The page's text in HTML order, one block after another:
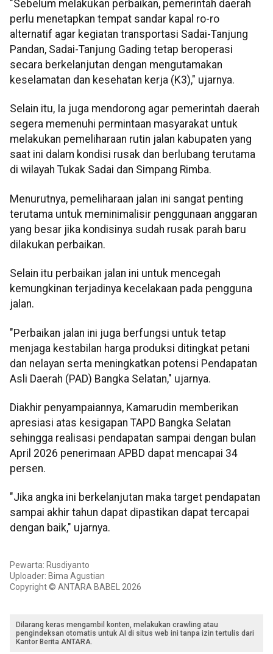
"Sebelum melakukan perbaikan, pemerintah daerah
perlu menetapkan tempat sandar kapal ro-ro
alternatif agar kegiatan transportasi Sadai-Tanjung
Pandan, Sadai-Tanjung Gading tetap beroperasi
secara berkelanjutan dengan mengutamakan
keselamatan dan kesehatan kerja (K3)," ujarnya.
Selain itu, Ia juga mendorong agar pemerintah daerah
segera memenuhi permintaan masyarakat untuk
melakukan pemeliharaan rutin jalan kabupaten yang
saat ini dalam kondisi rusak dan berlubang terutama
di wilayah Tukak Sadai dan Simpang Rimba.
Menurutnya, pemeliharaan jalan ini sangat penting
terutama untuk meminimalisir penggunaan anggaran
yang besar jika kondisinya sudah rusak parah baru
dilakukan perbaikan.
Selain itu perbaikan jalan ini untuk mencegah
kemungkinan terjadinya kecelakaan pada pengguna
jalan.
"Perbaikan jalan ini juga berfungsi untuk tetap
menjaga kestabilan harga produksi ditingkat petani
dan nelayan serta meningkatkan potensi Pendapatan
Asli Daerah (PAD) Bangka Selatan," ujarnya.
Diakhir penyampaiannya, Kamarudin memberikan
apresiasi atas kesigapan TAPD Bangka Selatan
sehingga realisasi pendapatan sampai dengan bulan
April 2026 penerimaan APBD dapat mencapai 34
persen.
"Jika angka ini berkelanjutan maka target pendapatan
sampai akhir tahun dapat dipastikan dapat tercapai
dengan baik," ujarnya.
Pewarta: Rusdiyanto
Uploader: Bima Agustian
Copyright © ANTARA BABEL 2026
Dilarang keras mengambil konten, melakukan crawling atau
pengindeksan otomatis untuk AI di situs web ini tanpa izin tertulis dari
Kantor Berita ANTARA.